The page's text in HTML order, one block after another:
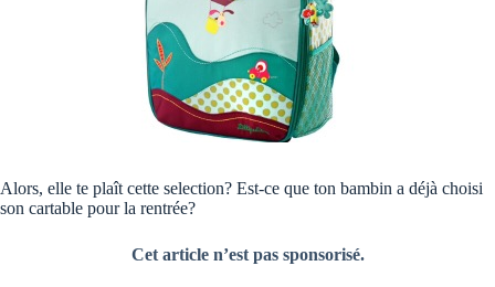
Alors, elle te plaît cette selection? Est-ce que ton bambin a déjà choisi
son cartable pour la rentrée?
Cet article n’est pas sponsorisé.